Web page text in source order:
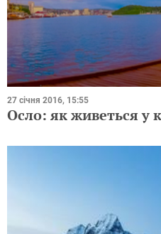
27 січня 2016, 15:55
Осло: як живеться у